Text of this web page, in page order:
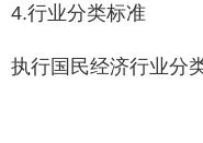
4.行业分类标准
执行国民经济行业分